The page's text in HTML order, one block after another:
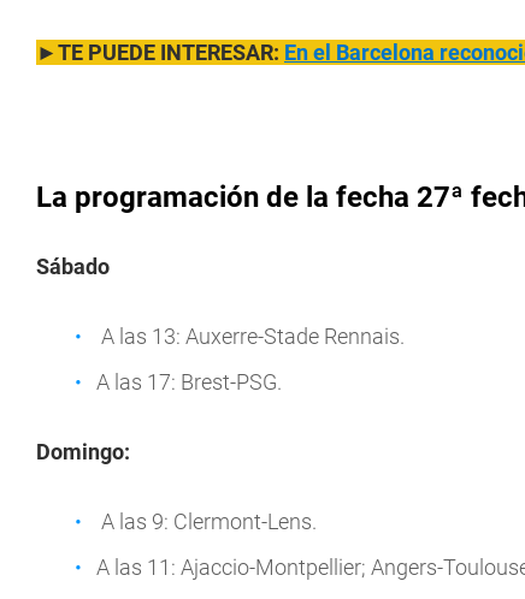
►TE PUEDE INTERESAR: En el Barcelona
La programación de la fecha 27ª
Sábado
A las 13: Auxerre-Stade Rennais.
A las 17: Brest-PSG.
Domingo:
A las 9: Clermont-Lens.
A las 11: Ajaccio-Montpellier; Angers-